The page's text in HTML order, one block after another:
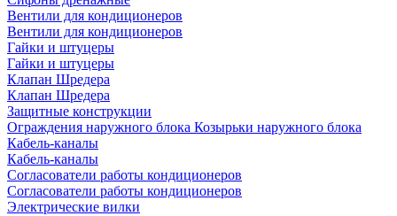
Вентили для кондиционеров
Вентили для кондиционеров
Гайки и штуцеры
Гайки и штуцеры
Клапан Шредера
Клапан Шредера
Защитные конструкции
Ограждения наружного блока Козырьки наружного блока
Кабель-каналы
Кабель-каналы
Согласователи работы кондиционеров
Согласователи работы кондиционеров
Электрические вилки